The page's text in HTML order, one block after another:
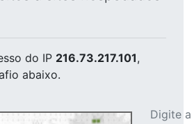
do IP 216.73.217.101,
abaixo.
Digite